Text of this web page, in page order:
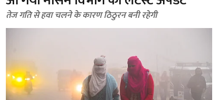
तेज गति से हवा चलने के कारण ठिठुरन बनी रहेगी